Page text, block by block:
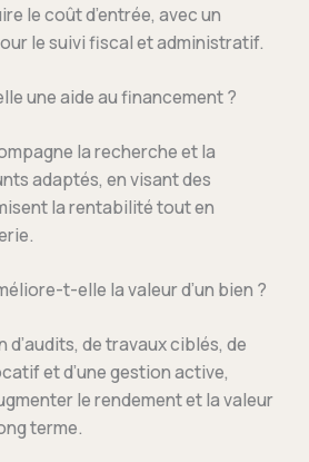
le coût d’entrée, avec un
le suivi fiscal et administratif.
une aide au financement ?
la recherche et la
adaptés, en visant des
la rentabilité tout en
t-elle la valeur d’un bien ?
de travaux ciblés, de
et d’une gestion active,
le rendement et la valeur
terme.